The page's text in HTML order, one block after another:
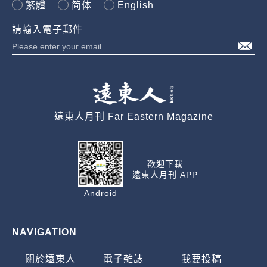
繁體 简体 English
請輸入電子郵件
遠東人月刊 Far Eastern Magazine
Android
歡迎下載
遠東人月刊 APP
NAVIGATION
關於遠東人 電子雜誌 我要投稿